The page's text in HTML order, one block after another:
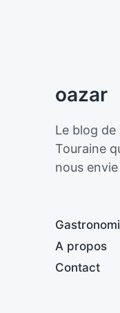
oazar
Le blog de
Touraine
nous envie
A propos
Contact